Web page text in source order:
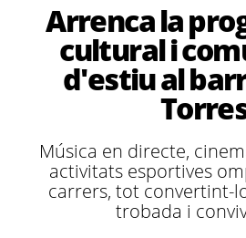
Arrenca la
cultural i
d'estiu al
Música en directe,
activitats esportives
carrers, tot convertint-
trobada i